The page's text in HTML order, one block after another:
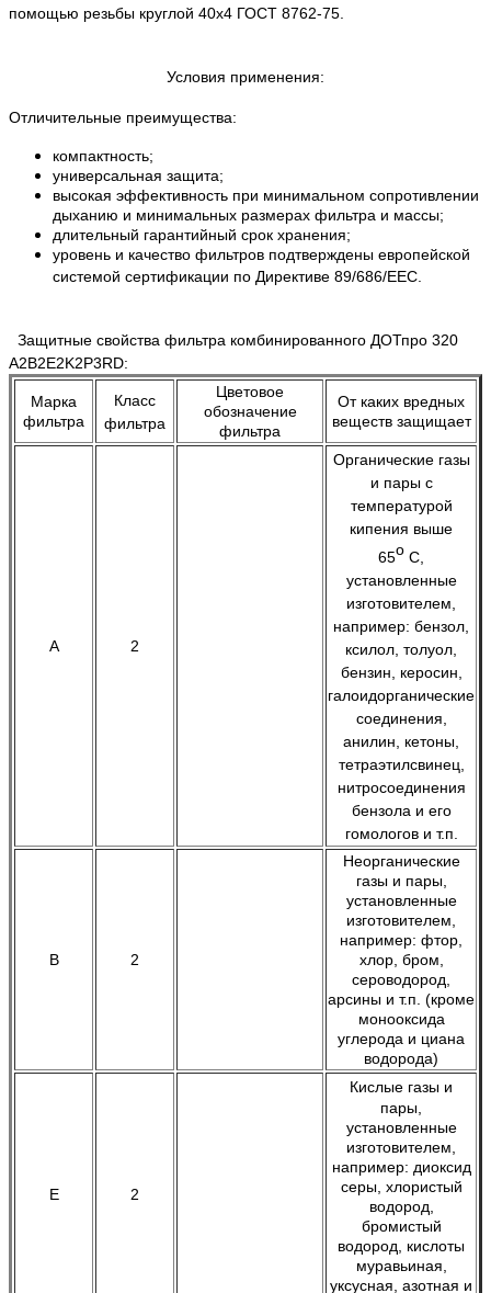
помощью резьбы круглой 40х4 ГОСТ 8762-75.
Условия применения:
Отличительные преимущества:
компактность;
универсальная защита;
высокая эффективность при минимальном сопротивлении
дыханию и минимальных размерах фильтра и массы;
длительный гарантийный срок хранения;
уровень и качество фильтров подтверждены европейской
системой сертификации по Директиве 89/686/ЕЕС.
Защитные свойства фильтра комбинированного ДОТпро 320
A2B2E2K2Р3RD:
Марка
фильтра
Класс
фильтра
Цветовое
обозначение
фильтра
От каких вредных
веществ защищает
A 2
Органические газы
и пары с
температурой
кипения выше
65о С,
установленные
изготовителем,
например: бензол,
ксилол, толуол,
бензин, керосин,
галоидорганические
соединения,
анилин, кетоны,
тетраэтилсвинец,
нитросоединения
бензола и его
гомологов и т.п.
B 2
Неорганические
газы и пары,
установленные
изготовителем,
например: фтор,
хлор, бром,
сероводород,
арсины и т.п. (кроме
монооксида
углерода и циана
водорода)
E 2
Кислые газы и
пары,
установленные
изготовителем,
например: диоксид
серы, хлористый
водород,
бромистый
водород, кислоты
муравьиная,
уксусная, азотная и